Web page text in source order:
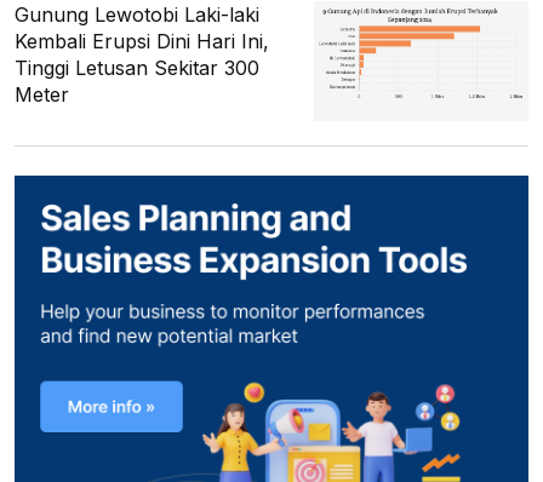
Gunung Lewotobi Laki-laki
Kembali Erupsi Dini Hari Ini,
Tinggi Letusan Sekitar 300
Meter